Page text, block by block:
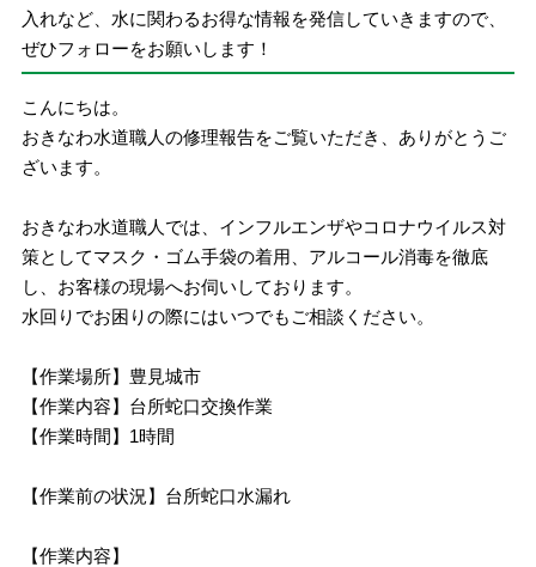
入れなど、水に関わるお得な情報を発信していきますので、
ぜひフォローをお願いします！
こんにちは。
おきなわ水道職人の修理報告をご覧いただき、ありがとうご
ざいます。
おきなわ水道職人では、インフルエンザやコロナウイルス対
策としてマスク・ゴム手袋の着用、アルコール消毒を徹底
し、お客様の現場へお伺いしております。
水回りでお困りの際にはいつでもご相談ください。
【作業場所】豊見城市
【作業内容】台所蛇口交換作業
【作業時間】1時間
【作業前の状況】台所蛇口水漏れ
【作業内容】